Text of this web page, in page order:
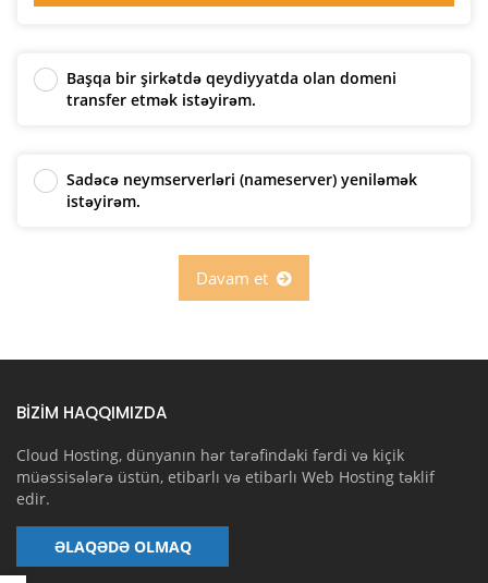
Başqa bir şirkətdə qeydiyyatda olan domeni
transfer etmək istəyirəm.
Sadəcə neymserverləri (nameserver) yeniləmək
istəyirəm.
BİZİM HAQQIMIZDA
Cloud Hosting, dünyanın hər tərəfindəki fərdi və kiçik
müəssisələrə üstün, etibarlı və etibarlı Web Hosting təklif
edir.
ƏLAQƏDƏ OLMAQ